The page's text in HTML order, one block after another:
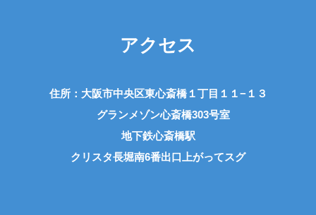
アクセス
住所：大阪市中央区東心斎橋１丁目１１−１３
グランメゾン心斎橋303号室
地下鉄心斎橋駅
クリスタ長堀南6番出口上がってスグ